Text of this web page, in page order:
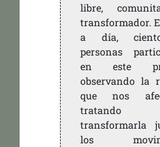
libre,
transformador.
a día,
personas
en este
observando la
que nos
transformarla
los